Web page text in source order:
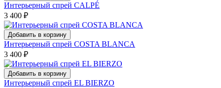
Интерьерный спрей CALPÉ
3 400 ₽
Добавить в корзину
Интерьерный спрей COSTA BLANCA
3 400 ₽
Добавить в корзину
Интерьерный спрей EL BIERZO